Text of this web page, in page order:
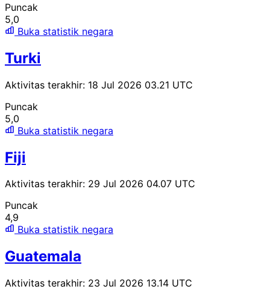
Puncak
5,0
Buka statistik negara
Turki
Aktivitas terakhir: 18 Jul 2026 03.21 UTC
Puncak
5,0
Buka statistik negara
Fiji
Aktivitas terakhir: 29 Jul 2026 04.07 UTC
Puncak
4,9
Buka statistik negara
Guatemala
Aktivitas terakhir: 23 Jul 2026 13.14 UTC